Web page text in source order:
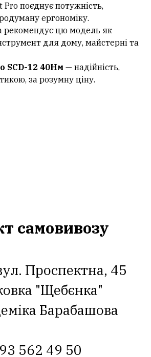
поєднує потужність,
ергономіку.
рекомендує цю модель як
для дому, майстерні та
SCD-12 40Нм — надійність,
за розумну ціну.
самовивозу
Проспектна, 45
"Щебєнка"
Барабашова
562 49 50